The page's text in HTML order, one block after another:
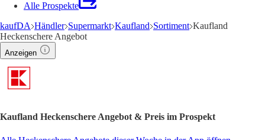
Alle Prospekte
kaufDA Händler Supermarkt Kaufland Sortiment Kaufland
Heckenschere Angebot
Anzeigen
Kaufland Heckenschere Angebot & Preis im Prospekt